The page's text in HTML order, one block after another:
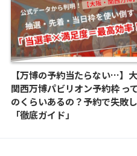
【万博の予約当たらない…】
関西万博パビリオン予約枠 っ
のくらいあるの？予約で失敗
「徹底ガイド」